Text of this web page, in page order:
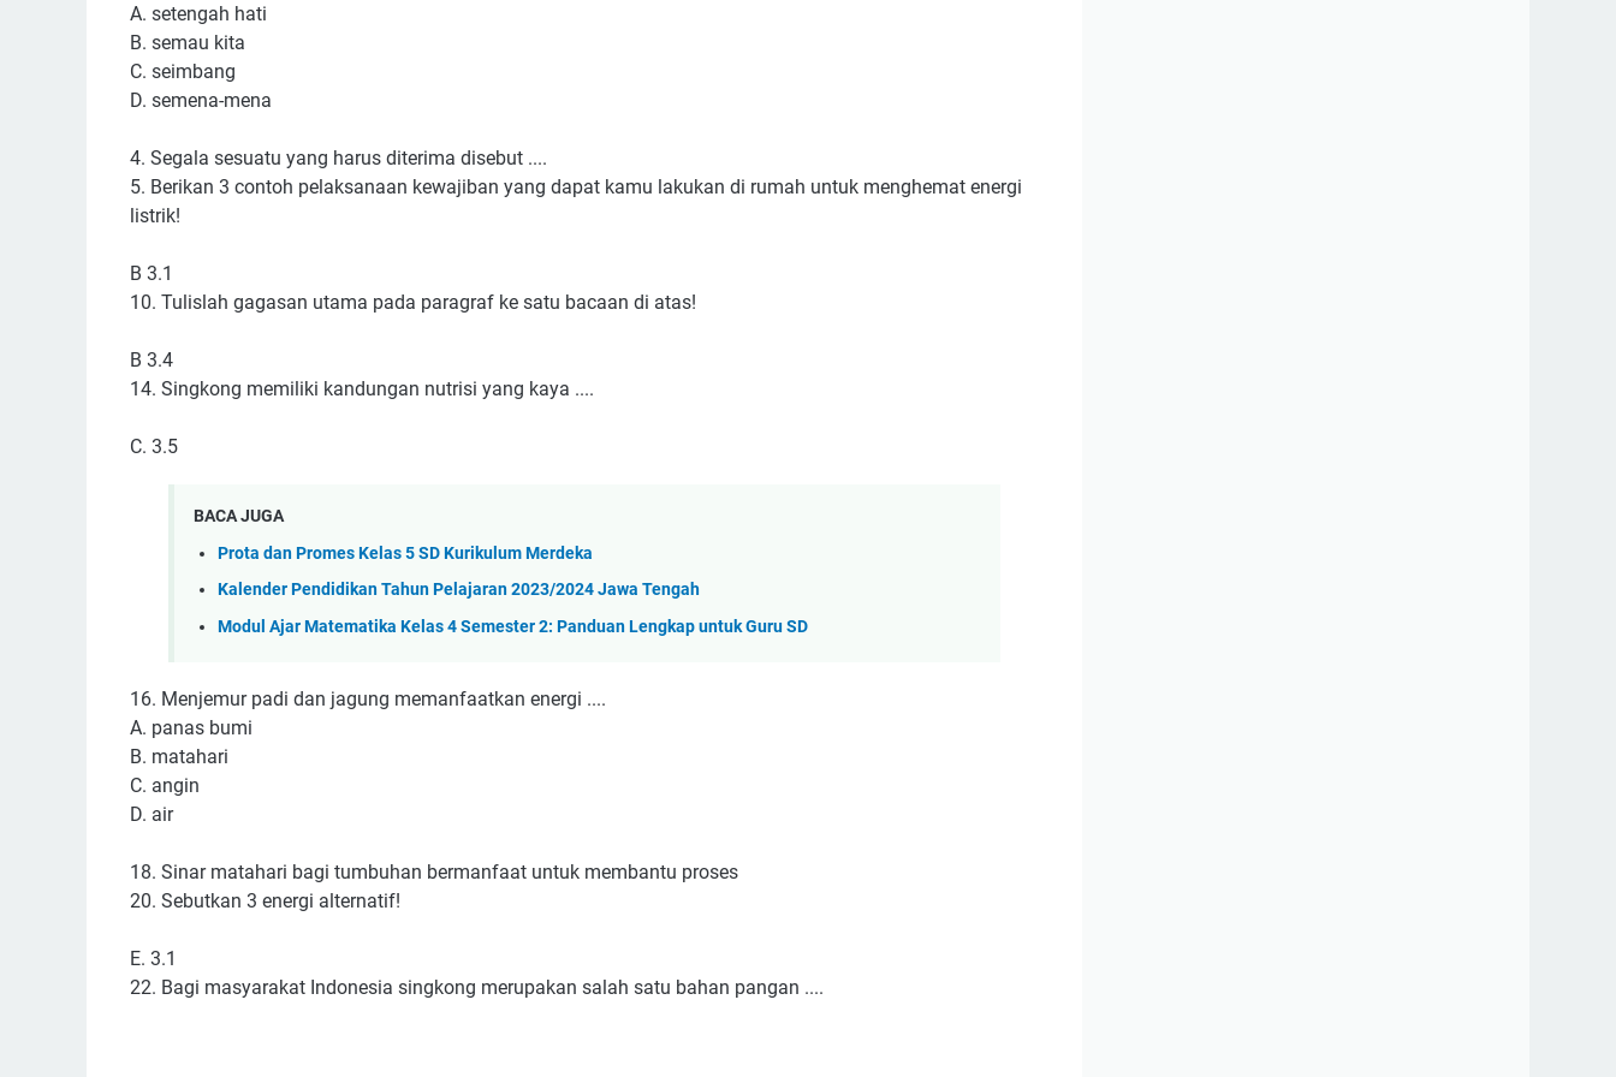
A. setengah hati
B. semau kita
C. seimbang
D. semena-mena
4. Segala sesuatu yang harus diterima disebut ....
5. Berikan 3 contoh pelaksanaan kewajiban yang dapat kamu lakukan di rumah untuk menghemat energi
listrik!
B 3.1
10. Tulislah gagasan utama pada paragraf ke satu bacaan di atas!
B 3.4
14. Singkong memiliki kandungan nutrisi yang kaya ....
C. 3.5
BACA JUGA
Prota dan Promes Kelas 5 SD Kurikulum Merdeka
Kalender Pendidikan Tahun Pelajaran 2023/2024 Jawa Tengah
Modul Ajar Matematika Kelas 4 Semester 2: Panduan Lengkap untuk Guru SD
16. Menjemur padi dan jagung memanfaatkan energi ....
A. panas bumi
B. matahari
C. angin
D. air
18. Sinar matahari bagi tumbuhan bermanfaat untuk membantu proses
20. Sebutkan 3 energi alternatif!
E. 3.1
22. Bagi masyarakat Indonesia singkong merupakan salah satu bahan pangan ....